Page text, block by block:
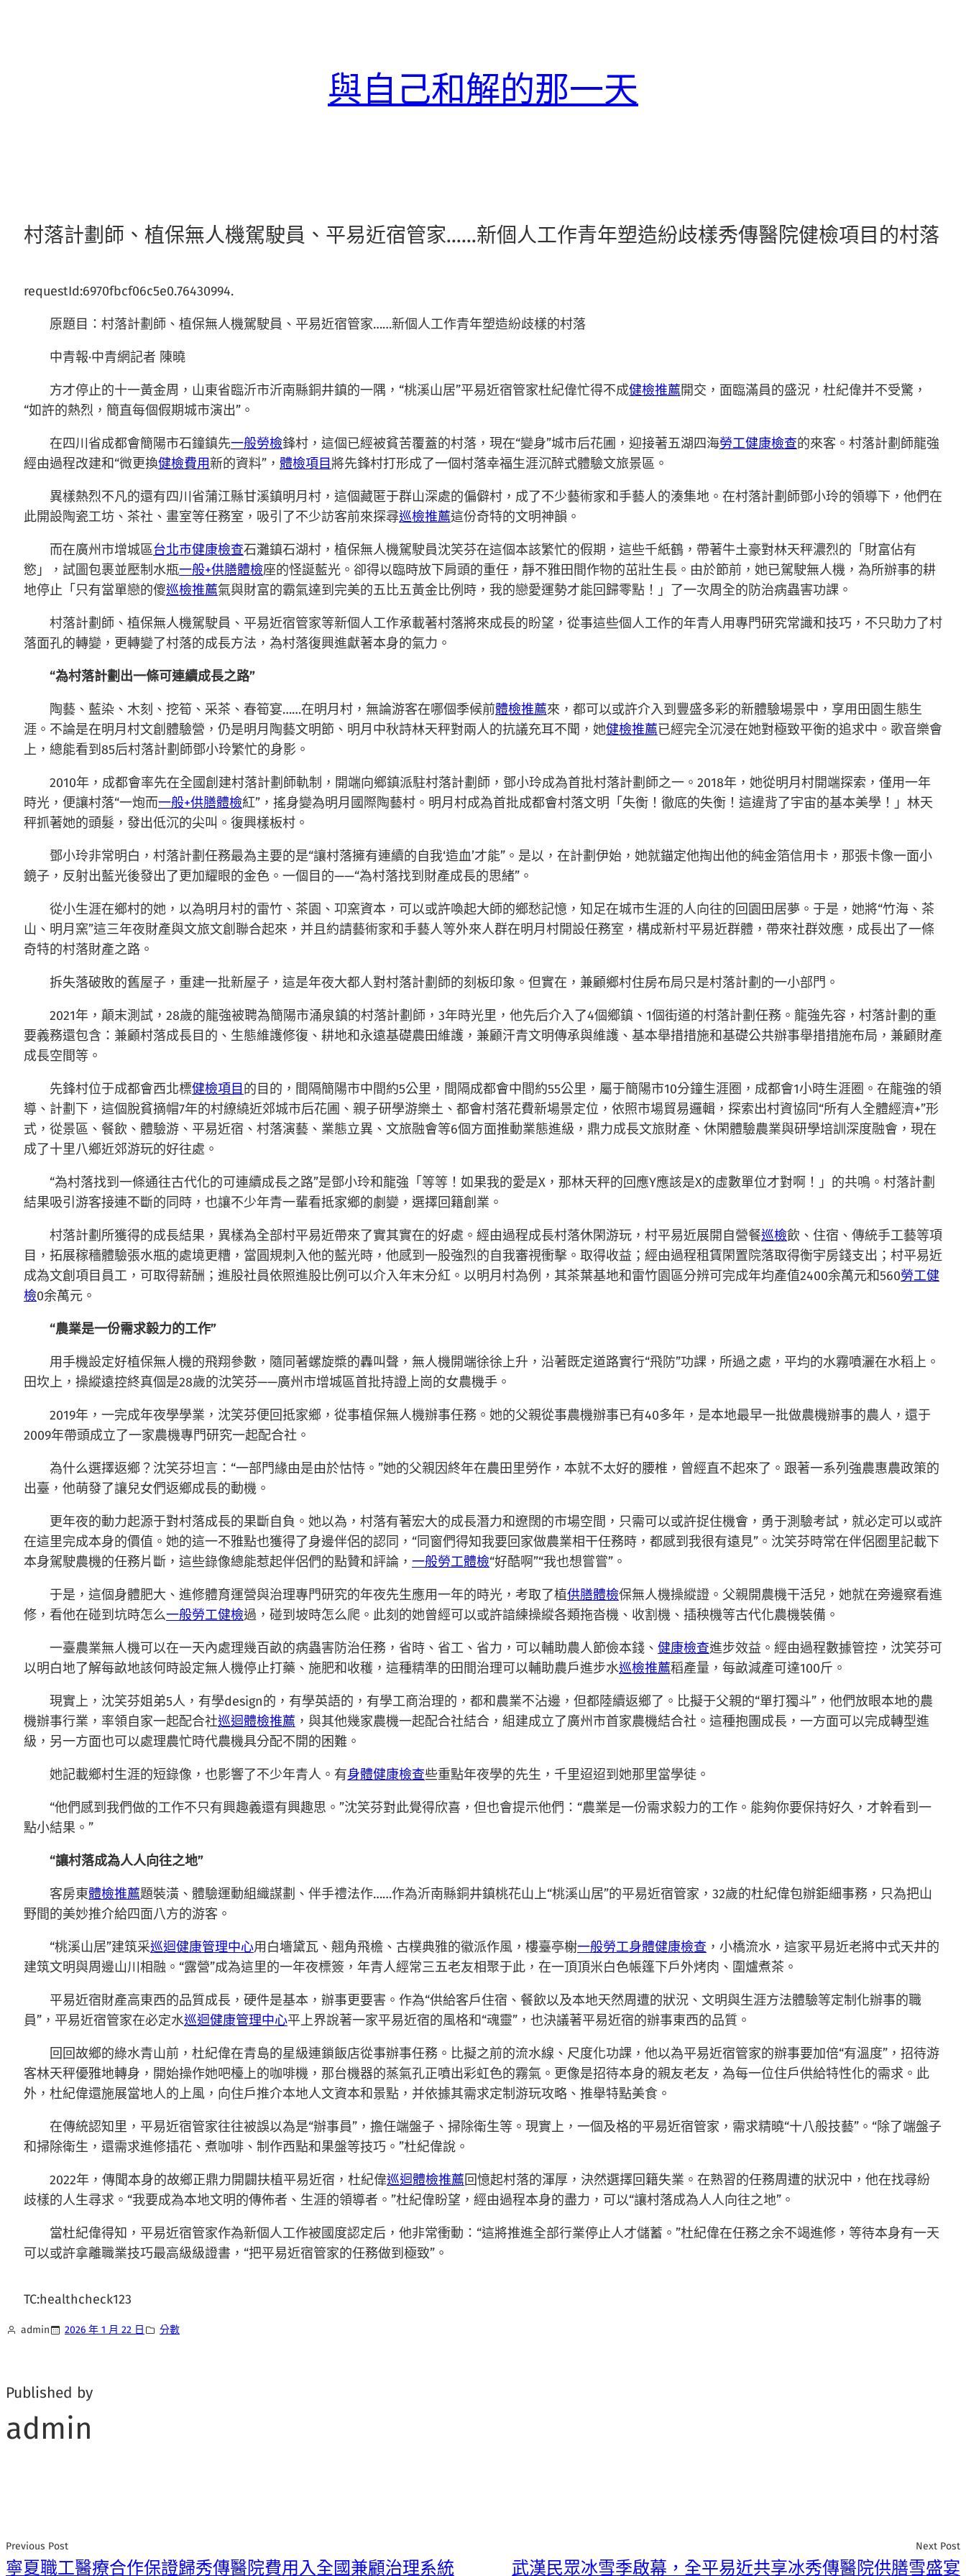
與自己和解的那一天
村落計劃師、植保無人機駕駛員、平易近宿管家……新個人工作青年塑造紛歧樣秀傳醫院健檢項目的村落
requestId:6970fbcf06c5e0.76430994.
原題目：村落計劃師、植保無人機駕駛員、平易近宿管家……新個人工作青年塑造紛歧樣的村落
中青報·中青網記者 陳曉
方才停止的十一黃金周，山東省臨沂市沂南縣銅井鎮的一隅，“桃溪山居”平易近宿管家杜紀偉忙得不成健檢推薦開交，面臨滿員的盛況，杜紀偉并不受驚，
“如許的熱烈，簡直每個假期城市演出”。
在四川省成都會簡陽市石鐘鎮先一般勞檢鋒村，這個已經被貧苦覆蓋的村落，現在“變身”城市后花圃，迎接著五湖四海勞工健康檢查的來客。村落計劃師龍強
經由過程改建和“微更換健檢費用新的資料”， 體檢項目將先鋒村打形成了一個村落幸福生涯沉醉式體驗文旅景區。
異樣熱烈不凡的還有四川省蒲江縣甘溪鎮明月村，這個藏匿于群山深處的偏僻村，成了不少藝術家和手藝人的湊集地。在村落計劃師鄧小玲的領導下，他們在
此開設陶瓷工坊、茶社、畫室等任務室，吸引了不少訪客前來探尋巡檢推薦這份奇特的文明神韻。
而在廣州市增城區台北巿健康檢查石灘鎮石湖村，植保無人機駕駛員沈笑芬在這個本該繁忙的假期，這些千紙鶴，帶著牛土豪對林天秤濃烈的「財富佔有
慾」，試圖包裹並壓制水瓶一般+供膳體檢座的怪誕藍光。卻得以臨時放下肩頭的重任，靜不雅田間作物的茁壯生長。由於節前，她已駕駛無人機，為所辦事的耕
地停止「只有當單戀的傻巡檢推薦氣與財富的霸氣達到完美的五比五黃金比例時，我的戀愛運勢才能回歸零點！」了一次周全的防治病蟲害功課。
村落計劃師、植保無人機駕駛員、平易近宿管家等新個人工作承載著村落將來成長的盼望，從事這些個人工作的年青人用專門研究常識和技巧，不只助力了村
落面孔的轉變，更轉變了村落的成長方法，為村落復興進獻著本身的氣力。
“為村落計劃出一條可連續成長之路”
陶藝、藍染、木刻、挖筍、采茶、春筍宴……在明月村，無論游客在哪個季候前體檢推薦來，都可以或許介入到豐盛多彩的新體驗場景中，享用田園生態生
涯。不論是在明月村文創體驗營，仍是明月陶藝文明節、明月中秋詩林天秤對兩人的抗議充耳不聞，她健檢推薦已經完全沉浸在她對極致平衡的追求中。歌音樂會
上，總能看到85后村落計劃師鄧小玲繁忙的身影。
2010年，成都會率先在全國創建村落計劃師軌制，開端向鄉鎮派駐村落計劃師，鄧小玲成為首批村落計劃師之一。2018年，她從明月村開端探索，僅用一年
時光，便讓村落“一炮而一般+供膳體檢紅”，搖身變為明月國際陶藝村。明月村成為首批成都會村落文明「失衡！徹底的失衡！這違背了宇宙的基本美學！」林天
秤抓著她的頭髮，發出低沉的尖叫。復興樣板村。
鄧小玲非常明白，村落計劃任務最為主要的是“讓村落擁有連續的自我‘造血’才能”。是以，在計劃伊始，她就錨定他掏出他的純金箔信用卡，那張卡像一面小
鏡子，反射出藍光後發出了更加耀眼的金色。一個目的——“為村落找到財產成長的思緒”。
從小生涯在鄉村的她，以為明月村的雷竹、茶園、卭窯資本，可以或許喚起大師的鄉愁記憶，知足在城市生涯的人向往的回園田居夢。于是，她將“竹海、茶
山、明月窯”這三年夜財產與文旅文創聯合起來，并且約請藝術家和手藝人等外來人群在明月村開設任務室，構成新村平易近群體，帶來社群效應，成長出了一條
奇特的村落財產之路。
拆失落破敗的舊屋子，重建一批新屋子，這是年夜大都人對村落計劃師的刻板印象。但實在，兼顧鄉村住房布局只是村落計劃的一小部門。
2021年，顛末測試，28歲的龍強被聘為簡陽市涌泉鎮的村落計劃師，3年時光里，他先后介入了4個鄉鎮、1個街道的村落計劃任務。龍強先容，村落計劃的重
要義務還包含：兼顧村落成長目的、生態維護修復、耕地和永遠基礎農田維護，兼顧汗青文明傳承與維護、基本舉措措施和基礎公共辦事舉措措施布局，兼顧財產
成長空間等。
先鋒村位于成都會西北標健檢項目 的目的，間隔簡陽市中間約5公里，間隔成都會中間約55公里，屬于簡陽市10分鐘生涯圈，成都會1小時生涯圈。在龍強的領
導、計劃下，這個脫貧摘帽7年的村繚繞近郊城市后花圃、親子研學游樂土、都會村落花費新場景定位，依照市場貿易邏輯，探索出村資協同“所有人全體經濟+”形
式，從景區、餐飲、體驗游、平易近宿、村落演藝、業態立異、文旅融會等6個方面推動業態進級，鼎力成長文旅財產、休閑體驗農業與研學培訓深度融會，現在
成了十里八鄉近郊游玩的好往處。
“為村落找到一條通往古代化的可連續成長之路”是鄧小玲和龍強「等等！如果我的愛是X，那林天秤的回應Y應該是X的虛數單位才對啊！」的共鳴。村落計劃
結果吸引游客接連不斷的同時，也讓不少年青一輩看抵家鄉的劇變，選擇回籍創業。
村落計劃所獲得的成長結果，異樣為全部村平易近帶來了實其實在的好處。經由過程成長村落休閑游玩，村平易近展開自營餐巡檢飲、住宿、傳統手工藝等項
目，拓展稼穡體驗張水瓶的處境更糟，當圓規刺入他的藍光時，他感到一股強烈的自我審視衝擊。取得收益；經由過程租賃閑置院落取得衡宇房錢支出；村平易近
成為文創項目員工，可取得薪酬；進股社員依照進股比例可以介入年末分紅。以明月村為例，其茶葉基地和雷竹園區分辨可完成年均產值2400余萬元和560勞工健
檢0余萬元。
“農業是一份需求毅力的工作”
用手機設定好植保無人機的飛翔參數，隨同著螺旋槳的轟叫聲，無人機開端徐徐上升，沿著既定道路實行“飛防”功課，所過之處，平均的水霧噴灑在水稻上。
田坎上，操縱遠控終真個是28歲的沈笑芬——廣州市增城區首批持證上崗的女農機手。
2019年，一完成年夜學學業，沈笑芬便回抵家鄉，從事植保無人機辦事任務。她的父親從事農機辦事已有40多年，是本地最早一批做農機辦事的農人，還于
2009年帶頭成立了一家農機專門研究一起配合社。
為什么選擇返鄉？沈笑芬坦言：“一部門緣由是由於怙恃。”她的父親因終年在農田里勞作，本就不太好的腰椎，曾經直不起來了。跟著一系列強農惠農政策的
出臺，他萌發了讓兒女們返鄉成長的動機。
更年夜的動力起源于對村落成長的果斷自負。她以為，村落有著宏大的成長潛力和遼闊的市場空間，只需可以或許捉住機會，勇于測驗考試，就必定可以或許
在這里完成本身的價值。她的這一不雅點也獲得了身邊伴侶的認同，“同窗們得知我要回家做農業相干任務時，都感到我很有遠見”。沈笑芬時常在伴侶圈里記載下
本身駕駛農機的任務片斷，這些錄像總能惹起伴侶們的點贊和評論， 一般勞工體檢“好酷啊”“我也想嘗嘗”。
于是，這個身體肥大、進修體育運營與治理專門研究的年夜先生應用一年的時光，考取了植供膳體檢保無人機操縱證。父親開農機干活兒，她就在旁邊察看進
修，看他在碰到坑時怎么一般勞工健檢過，碰到坡時怎么爬。此刻的她曾經可以或許諳練操縱各類拖沓機、收割機、插秧機等古代化農機裝備。
一臺農業無人機可以在一天內處理幾百畝的病蟲害防治任務，省時、省工、省力，可以輔助農人節儉本錢、 健康檢查進步效益。經由過程數據管控，沈笑芬可
以明白地了解每畝地該何時設定無人機停止打藥、施肥和收穫，這種精準的田間治理可以輔助農戶進步水巡檢推薦稻產量，每畝減產可達100斤。
現實上，沈笑芬姐弟5人，有學design的，有學英語的，有學工商治理的，都和農業不沾邊，但都陸續返鄉了。比擬于父親的“單打獨斗”，他們放眼本地的農
機辦事行業，率領自家一起配合社巡迴體檢推薦 ，與其他幾家農機一起配合社結合，組建成立了廣州市首家農機結合社。這種抱團成長，一方面可以完成轉型進
級，另一方面也可以處理農忙時代農機具分配不開的困難。
她記載鄉村生涯的短錄像，也影響了不少年青人。有身體健康檢查些重點年夜學的先生，千里迢迢到她那里當學徒。
“他們感到我們做的工作不只有興趣義還有興趣思。”沈笑芬對此覺得欣喜，但也會提示他們：“農業是一份需求毅力的工作。能夠你要保持好久，才幹看到一
點小結果。”
“讓村落成為人人向往之地”
客房東體檢推薦題裝潢、體驗運動組織謀劃、伴手禮法作……作為沂南縣銅井鎮桃花山上“桃溪山居”的平易近宿管家，32歲的杜紀偉包辦鉅細事務，只為把山
野間的美妙推介給四面八方的游客。
“桃溪山居”建筑采巡迴健康管理中心用白墻黛瓦、翹角飛檐、古樸典雅的徽派作風，樓臺亭榭一般勞工身體健康檢查 ，小橋流水，這家平易近老將中式天井的
建筑文明與周邊山川相融。“露營”成為這里的一年夜標簽，年青人經常三五老友相聚于此，在一頂頂米白色帳篷下戶外烤肉、圍爐煮茶。
平易近宿財產高東西的品質成長，硬件是基本，辦事更要害。作為“供給客戶住宿、餐飲以及本地天然周遭的狀況、文明與生涯方法體驗等定制化辦事的職
員”，平易近宿管家在必定水巡迴健康管理中心平上界說著一家平易近宿的風格和“魂靈”，也決議著平易近宿的辦事東西的品質。
回回故鄉的綠水青山前，杜紀偉在青島的星級連鎖飯店從事辦事任務。比擬之前的流水線、尺度化功課，他以為平易近宿管家的辦事要加倍“有溫度”，招待游
客林天秤優雅地轉身，開始操作她吧檯上的咖啡機，那台機器的蒸氣孔正噴出彩虹色的霧氣。更像是招待本身的親友老友，為每一位住戶供給特性化的需求。此
外，杜紀偉還施展當地人的上風，向住戶推介本地人文資本和景點，并依據其需求定制游玩攻略、推舉特點美食。
在傳統認知里，平易近宿管家往往被誤以為是“辦事員”，擔任端盤子、掃除衛生等。現實上，一個及格的平易近宿管家，需求精曉“十八般技藝”。“除了端盤子
和掃除衛生，還需求進修插花、煮咖啡、制作西點和果盤等技巧。”杜紀偉說。
2022年，傳聞本身的故鄉正鼎力開闢扶植平易近宿，杜紀偉巡迴體檢推薦回憶起村落的渾厚，決然選擇回籍失業。在熟習的任務周遭的狀況中，他在找尋紛
歧樣的人生尋求。“我要成為本地文明的傳佈者、生涯的領導者。”杜紀偉盼望，經由過程本身的盡力，可以“讓村落成為人人向往之地”。
當杜紀偉得知，平易近宿管家作為新個人工作被國度認定后，他非常衝動：“這將推進全部行業停止人才儲蓄。”杜紀偉在任務之余不竭進修，等待本身有一天
可以或許拿離職業技巧最高級級證書，“把平易近宿管家的任務做到極致”。
TC:healthcheck123
admin 2026 年 1 月 22 日 分數
Published by
admin
Previous Post
寧夏職工醫療合作保證歸秀傳醫院費用入全國兼顧治理系統
Next Post
武漢民眾冰雪季啟幕，全平易近共享冰秀傳醫院供膳雪盛宴